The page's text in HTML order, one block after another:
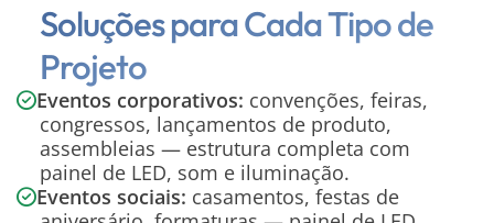
Soluções para Cada Tipo de
Projeto
Eventos corporativos: convenções, feiras,
congressos, lançamentos de produto,
assembleias — estrutura completa com
painel de LED, som e iluminação.
Eventos sociais: casamentos, festas de